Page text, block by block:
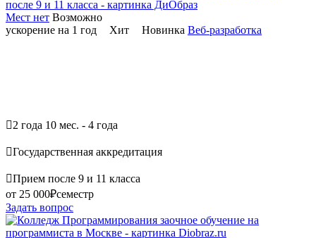
Мест нет Возможно
ускорение на 1 год
Хит Новинка Веб-разработка
2 года 10 мес. - 4 года
Государственная аккредитация
Прием после 9 и 11 класса
от 25 000₽семестр
Задать вопрос